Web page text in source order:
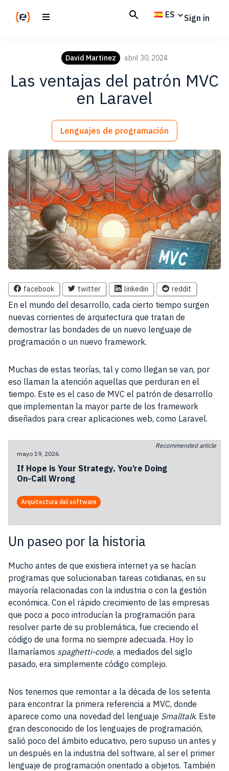
future.
Together
ES Sign in
David Martinez abril 30, 2024
Las ventajas del patrón MVC
en Laravel
Lenguajes de programación
facebook twitter linkedin reddit
En el mundo del desarrollo, cada cierto tiempo surgen
nuevas corrientes de arquitectura que tratan de
demostrar las bondades de un nuevo lenguaje de
programación o un nuevo framework.
Muchas de estas teorías, tal y como llegan se van, por
eso llaman la atención aquellas que perduran en el
tiempo. Este es el caso de MVC el patrón de desarrollo
que implementan la mayor parte de los framework
diseñados para crear aplicaciones web, como Laravel.
Recommended article
mayo 19, 2026
If Hope is Your Strategy, You’re Doing
On-Call Wrong
Arquitectura del software
Un paseo por la historia
Mucho antes de que existiera internet ya se hacían
programas que solucionaban tareas cotidianas, en su
mayoría relacionadas con la industria o con la gestión
económica. Con el rápido crecimiento de las empresas
que poco a poco introducían la programación para
resolver parte de su problemática, fue creciendo el
código de una forma no siempre adecuada. Hoy lo
llamaríamos spaghetti-code, a mediados del siglo
pasado, era simplemente código complejo.
Nos tenemos que remontar a la década de los setenta
para encontrar la primera referencia a MVC, donde
aparece como una novedad del lenguaje Smalltalk. Este
gran desconocido de los lenguajes de programación,
salió poco del ámbito educativo, pero supuso un antes y
un después en la industria del software, al ser el primer
lenguaje de programación orientado a objetos. También